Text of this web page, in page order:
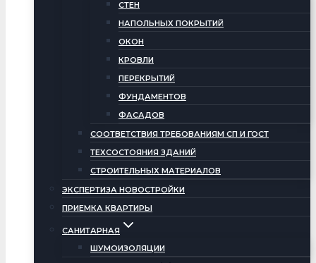
СТЕН
НАПОЛЬНЫХ ПОКРЫТИЙ
ОКОН
КРОВЛИ
ПЕРЕКРЫТИЙ
ФУНДАМЕНТОВ
ФАСАДОВ
СООТВЕТСТВИЯ ТРЕБОВАНИЯМ СП И ГОСТ
ТЕХСОСТОЯНИЯ ЗДАНИЙ
СТРОИТЕЛЬНЫХ МАТЕРИАЛОВ
ЭКСПЕРТИЗА НОВОСТРОЙКИ
ПРИЕМКА КВАРТИРЫ
САНИТАРНАЯ
ШУМОИЗОЛЯЦИИ